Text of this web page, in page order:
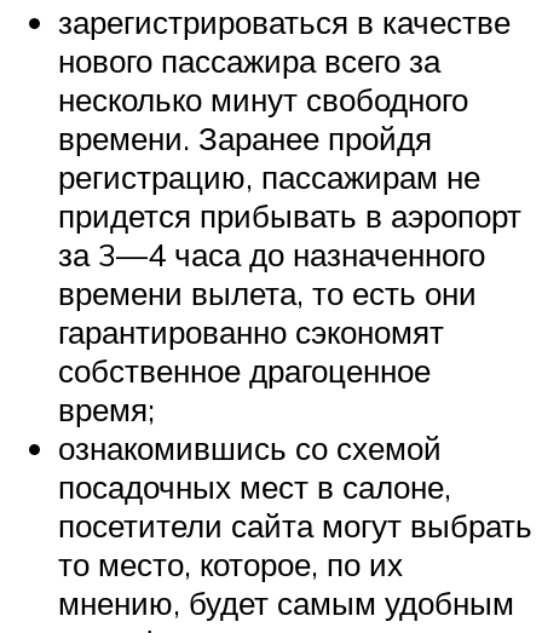
зарегистрироваться в качестве
нового пассажира всего за
несколько минут свободного
времени. Заранее пройдя
регистрацию, пассажирам не
придется прибывать в аэропорт
за 3—4 часа до назначенного
времени вылета, то есть они
гарантированно сэкономят
собственное драгоценное
время;
ознакомившись со схемой
посадочных мест в салоне,
посетители сайта могут выбрать
то место, которое, по их
мнению, будет самым удобным